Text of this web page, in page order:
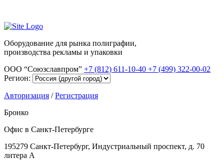
Оборудование для рынка полиграфии,
производства рекламы и упаковки
ООО “Союзславпром” +7 (812) 611-10-40 +7 (499) 322-00-02
Регион:
Авторизация /Регистрация
Бронко
Офис в Санкт-Петербурге
195279 Санкт-Петербург, Индустриальный проспект, д. 70
литера А